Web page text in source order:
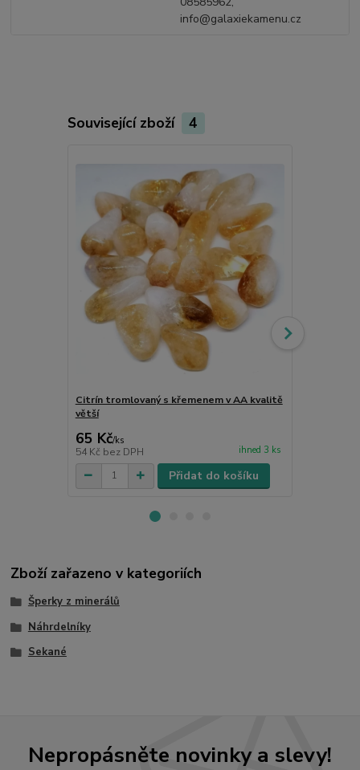
info@galaxiekamenu.cz
Související zboží 4
Citrín tromlovaný s křemenem v AA kvalitě
větší
65 Kč/ks
54 Kč bez DPH ihned 3 ks
Přidat do košíku
Zboží zařazeno v kategoriích
Šperky z minerálů
Náhrdelníky
Sekané
Nepropásněte novinky a slevy!